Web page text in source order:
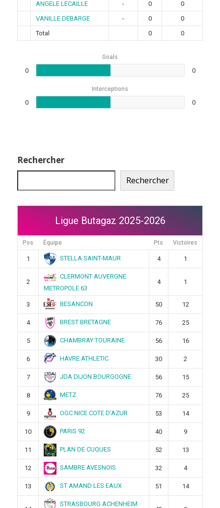
ANGELE LECAILLE
- 0
0
VANILLE DEBARGE
- 0
0
Total
0 0
Goals
0 0
Interceptions
0 0
Rechercher
Rechercher
Ligue Butagaz 2025-2026
Pos Équipe Pts Victoires
1 STELLA SAINT-MAUR 4 1
2
CLERMONT AUVERGNE
METROPOLE 63
4 1
3 BESANCON 50 12
4 BREST BRETAGNE 76 25
5 CHAMBRAY TOURAINE 56 16
6 HAVRE ATHLETIC 30 2
7 JDA DIJON BOURGOGNE 56 15
8 METZ 76 25
9 OGC NICE COTE D’AZUR 53 14
10 PARIS 92 40 9
11 PLAN DE CUQUES 52 13
12 SAMBRE AVESNOIS 32 4
13 ST AMAND LES EAUX 51 14
STRASBOURG ACHENHEIM